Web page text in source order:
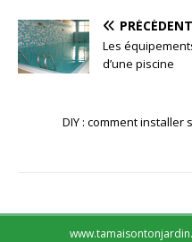
PRÉCÉDENT
Les
d’une piscine
DIY : comment installer